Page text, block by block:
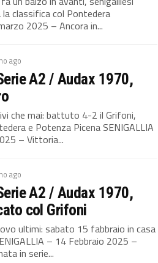
la classifica col Pontedera
2025 – Ancora in...
ago
A2 / Audax 1970,
che mai: battuto 4-2 il Grifoni,
e Potenza Picena SENIGALLIA
– Vittoria...
ago
A2 / Audax 1970,
col Grifoni
ultimi: sabato 15 fabbraio in casa
– 14 Febbraio 2025 –
in serie...